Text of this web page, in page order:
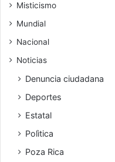
Misticismo
Mundial
Nacional
Noticias
Denuncia ciudadana
Deportes
Estatal
Polìtica
Poza Rica